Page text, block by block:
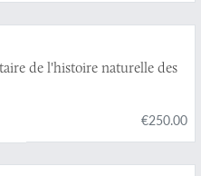
de l'histoire naturelle des
€250.00